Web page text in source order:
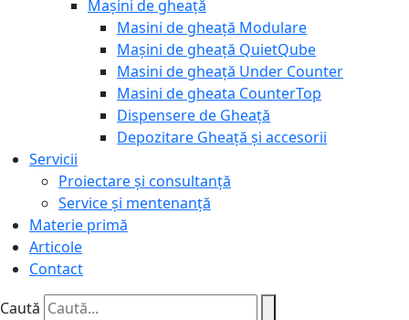
Mașini de gheață
Masini de gheață Modulare
Mașini de gheață QuietQube
Masini de gheață Under Counter
Masini de gheata CounterTop
Dispensere de Gheață
Depozitare Gheață și accesorii
Servicii
Proiectare și consultanță
Service și mentenanță
Materie primă
Articole
Contact
Caută